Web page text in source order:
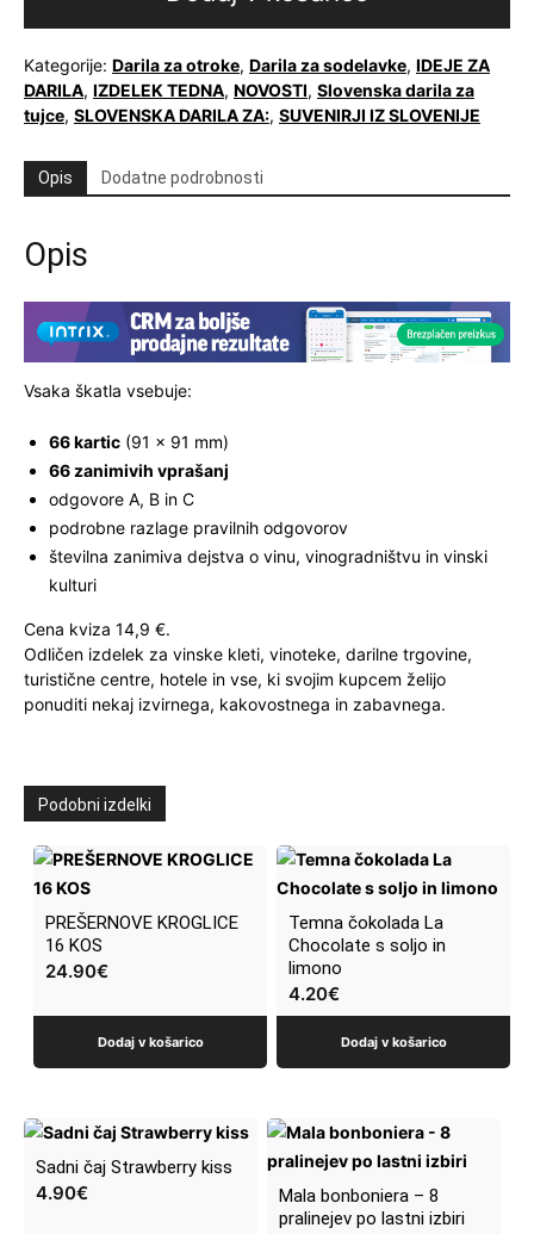
Kategorije: Darila za otroke, Darila za sodelavke, IDEJE ZA
DARILA, IZDELEK TEDNA, NOVOSTI, Slovenska darila za
tujce, SLOVENSKA DARILA ZA:, SUVENIRJI IZ SLOVENIJE
Opis Dodatne podrobnosti
Opis
Vsaka škatla vsebuje:
66 kartic (91 × 91 mm)
66 zanimivih vprašanj
odgovore A, B in C
podrobne razlage pravilnih odgovorov
številna zanimiva dejstva o vinu, vinogradništvu in vinski
kulturi
Cena kviza 14,9 €.
Odličen izdelek za vinske kleti, vinoteke, darilne trgovine,
turistične centre, hotele in vse, ki svojim kupcem želijo
ponuditi nekaj izvirnega, kakovostnega in zabavnega.
Podobni izdelki
PREŠERNOVE KROGLICE
16 KOS
24.90€
Dodaj v košarico
Temna čokolada La
Chocolate s soljo in
limono
4.20€
Dodaj v košarico
Sadni čaj Strawberry kiss
4.90€
Mala bonboniera – 8
pralinejev po lastni izbiri